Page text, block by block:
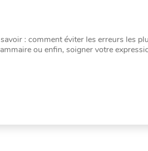
: comment éviter les erreurs les
ou enfin, soigner votre